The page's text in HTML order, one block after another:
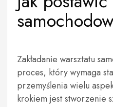
Zakładanie warsztatu
proces, który wymaga
przemyślenia wielu
krokiem jest stworzenie